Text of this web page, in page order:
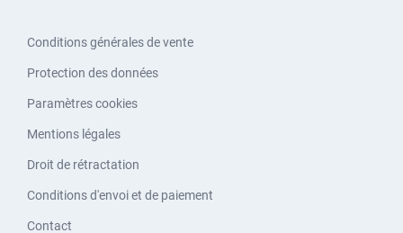
Conditions générales de vente
Protection des données
Paramètres cookies
Mentions légales
Droit de rétractation
Conditions d'envoi et de paiement
Contact